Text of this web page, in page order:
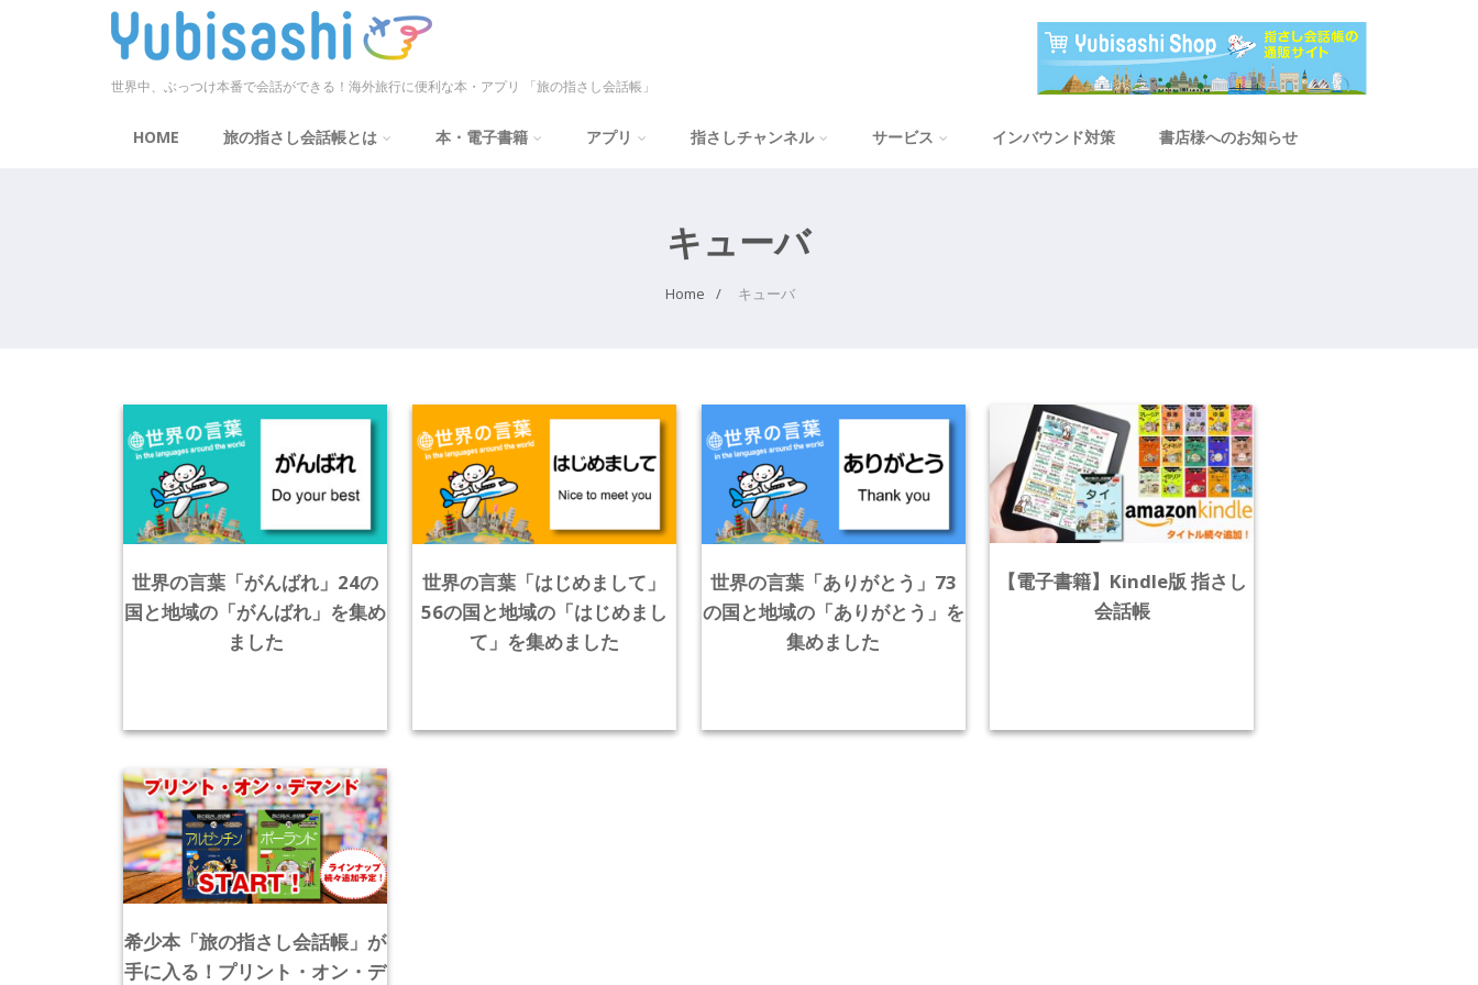
世界中、ぶっつけ本番で会話ができる！海外旅行に便利な本・アプリ 「旅の指さし会話帳」
HOME 旅の指さし会話帳とは 本・電子書籍 アプリ 指さしチャンネル サービス インバウンド対策 書店様へのお知らせ
キューバ
Home キューバ
世界の言葉「がんばれ」24の
国と地域の「がんばれ」を集め
ました
世界の言葉「はじめまして」
56の国と地域の「はじめまし
て」を集めました
世界の言葉「ありがとう」73
の国と地域の「ありがとう」を
集めました
【電子書籍】Kindle版 指さし
会話帳
希少本「旅の指さし会話帳」が
手に入る！プリント・オン・デ